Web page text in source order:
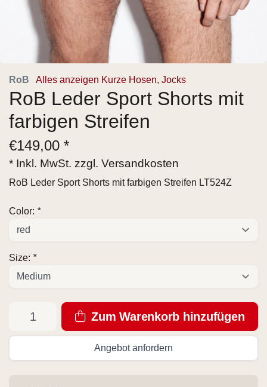
RoB Alles anzeigen Kurze Hosen, Jocks
RoB Leder Sport Shorts mit
farbigen Streifen
€149,00 *
* Inkl. MwSt. zzgl. Versandkosten
RoB Leder Sport Shorts mit farbigen Streifen LT524Z
Color: *
Size: *
Zum Warenkorb hinzufügen
Angebot anfordern